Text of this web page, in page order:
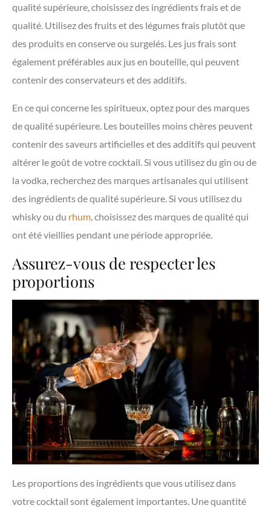
qualité supérieure, choisissez des ingrédients frais et de
qualité. Utilisez des fruits et des légumes frais plutôt que
des produits en conserve ou surgelés. Les jus frais sont
également préférables aux jus en bouteille, qui peuvent
contenir des conservateurs et des additifs.
En ce qui concerne les spiritueux, optez pour des marques
de qualité supérieure. Les bouteilles moins chères peuvent
contenir des saveurs artificielles et des additifs qui peuvent
altérer le goût de votre cocktail. Si vous utilisez du gin ou de
la vodka, recherchez des marques artisanales qui utilisent
des ingrédients de qualité supérieure. Si vous utilisez du
whisky ou du rhum, choisissez des marques de qualité qui
ont été vieillies pendant une période appropriée.
Assurez-vous de respecter les
proportions
Les proportions des ingrédients que vous utilisez dans
votre cocktail sont également importantes. Une quantité